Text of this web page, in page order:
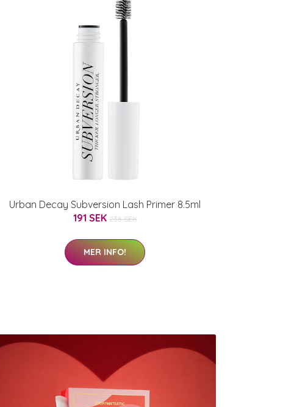
Urban Decay Subversion Lash Primer 8.5ml
191 SEK 238 SEK
MER INFO!